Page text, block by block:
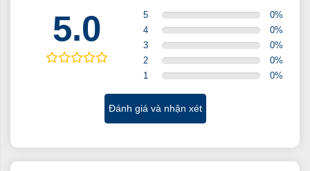
Vận tốc tối đa 82.8
Khả năng leo dốc
21.8
vòng(m)
5.0 5 0%
4
0%
3
0%
2
0%
1
0%
Đánh giá và nhận xét